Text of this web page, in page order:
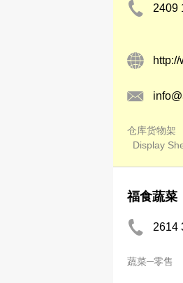
2409
仓库货物架
Display
福食蔬菜
2614
蔬菜─零售